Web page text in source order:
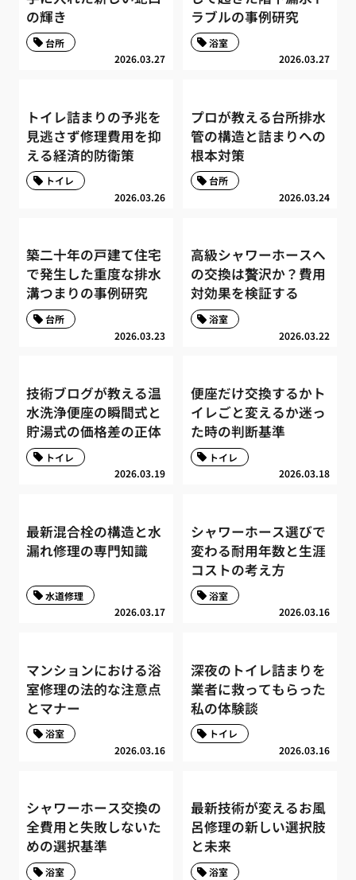
の輝き
2026.03.27
台所
ラブルの事例研究
2026.03.27
浴室
トイレ詰まりの予兆を
見逃さず修理費用を抑
える経済的防衛策
2026.03.26
トイレ
プロが教える台所排水
管の構造と詰まりへの
根本対策
2026.03.24
台所
築二十年の戸建て住宅
で発生した重度な排水
溝つまりの事例研究
2026.03.23
台所
高級シャワーホースへ
の交換は贅沢か？費用
対効果を検証する
2026.03.22
浴室
技術ブログが教える温
水洗浄便座の瞬間式と
貯湯式の価格差の正体
2026.03.19
トイレ
便座だけ交換するかト
イレごと変えるか迷っ
た時の判断基準
2026.03.18
トイレ
最新混合栓の構造と水
漏れ修理の専門知識
2026.03.17
水道修理
シャワーホース選びで
変わる耐用年数と生涯
コストの考え方
2026.03.16
浴室
マンションにおける浴
室修理の法的な注意点
とマナー
2026.03.16
浴室
深夜のトイレ詰まりを
業者に救ってもらった
私の体験談
2026.03.16
トイレ
シャワーホース交換の
全費用と失敗しないた
めの選択基準
浴室
最新技術が変えるお風
呂修理の新しい選択肢
と未来
浴室